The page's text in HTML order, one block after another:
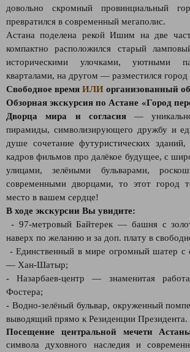
довольно скромный провинциальный
превратился в современный мегаполис.
Астана поделена рекой Ишим на две
компактно расположился старый
историческими улочками, уютными
кварталами, на другом — разместился город
Свободное время ИЛИ организованный
Обзорная экскурсия по Астане «Город
Дворца мира и согласия—
пирамиды, символизирующего дружбу и
душе сочетание футуристических
кадров фильмов про далёкое будущее, с
улицами, зелёными бульварами,
современными дворцами, то этот город
место в вашем сердце!
В ходе экскурсии Вы увидите:
- 97-метровый Байтерек — башня с
наверх по желанию и за доп. плату в
- Единственный в мире огромный шатер с
— Хан-Шатыр;
- Назарбаев-центр — знаменитая
Фостера;
- Водно-зелёный бульвар, окруженный
выводящий прямо к Резиденции Президента.
Посещение центральной мечети
символа духовного наследия и